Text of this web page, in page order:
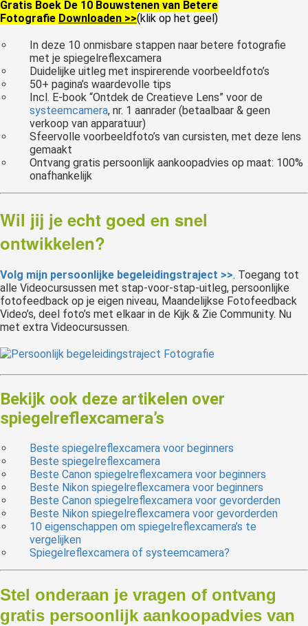
Gratis Boek De 10 Bouwstenen van Betere
Fotografie Downloaden >>(klik op het geel)
In deze 10 onmisbare stappen naar betere fotografie
met je spiegelreflexcamera
Duidelijke uitleg met inspirerende voorbeeldfoto’s
50+ pagina’s waardevolle tips
Incl. E-book “Ontdek de Creatieve Lens” voor de
systeemcamera, nr. 1 aanrader (betaalbaar & geen
verkoop van apparatuur)
Sfeervolle voorbeeldfoto’s van cursisten, met deze lens
gemaakt
Ontvang gratis persoonlijk aankoopadvies op maat: 100%
onafhankelijk
Wil jij je echt goed en snel
ontwikkelen?
Volg mijn persoonlijke begeleidingstraject >>. Toegang tot
alle Videocursussen met stap-voor-stap-uitleg, persoonlijke
fotofeedback op je eigen niveau, Maandelijkse Fotofeedback
Video’s, deel foto’s met elkaar in de Kijk & Zie Community. Nu
met extra Videocursussen.
Bekijk ook deze artikelen over
spiegelreflexcamera’s
Beste spiegelreflexcamera voor beginners
Beste spiegelreflexcamera
Beste Canon spiegelreflexcamera voor beginners
Beste Nikon spiegelreflexcamera voor beginners
Beste Canon spiegelreflexcamera voor gevorderden
Beste Nikon spiegelreflexcamera voor gevorderden
10 eigenschappen om spiegelreflexcamera’s te
vergelijken
Spiegelreflexcamera of systeemcamera?
Stel onderaan je vragen of ontvang
gratis persoonlijk aankoopadvies van